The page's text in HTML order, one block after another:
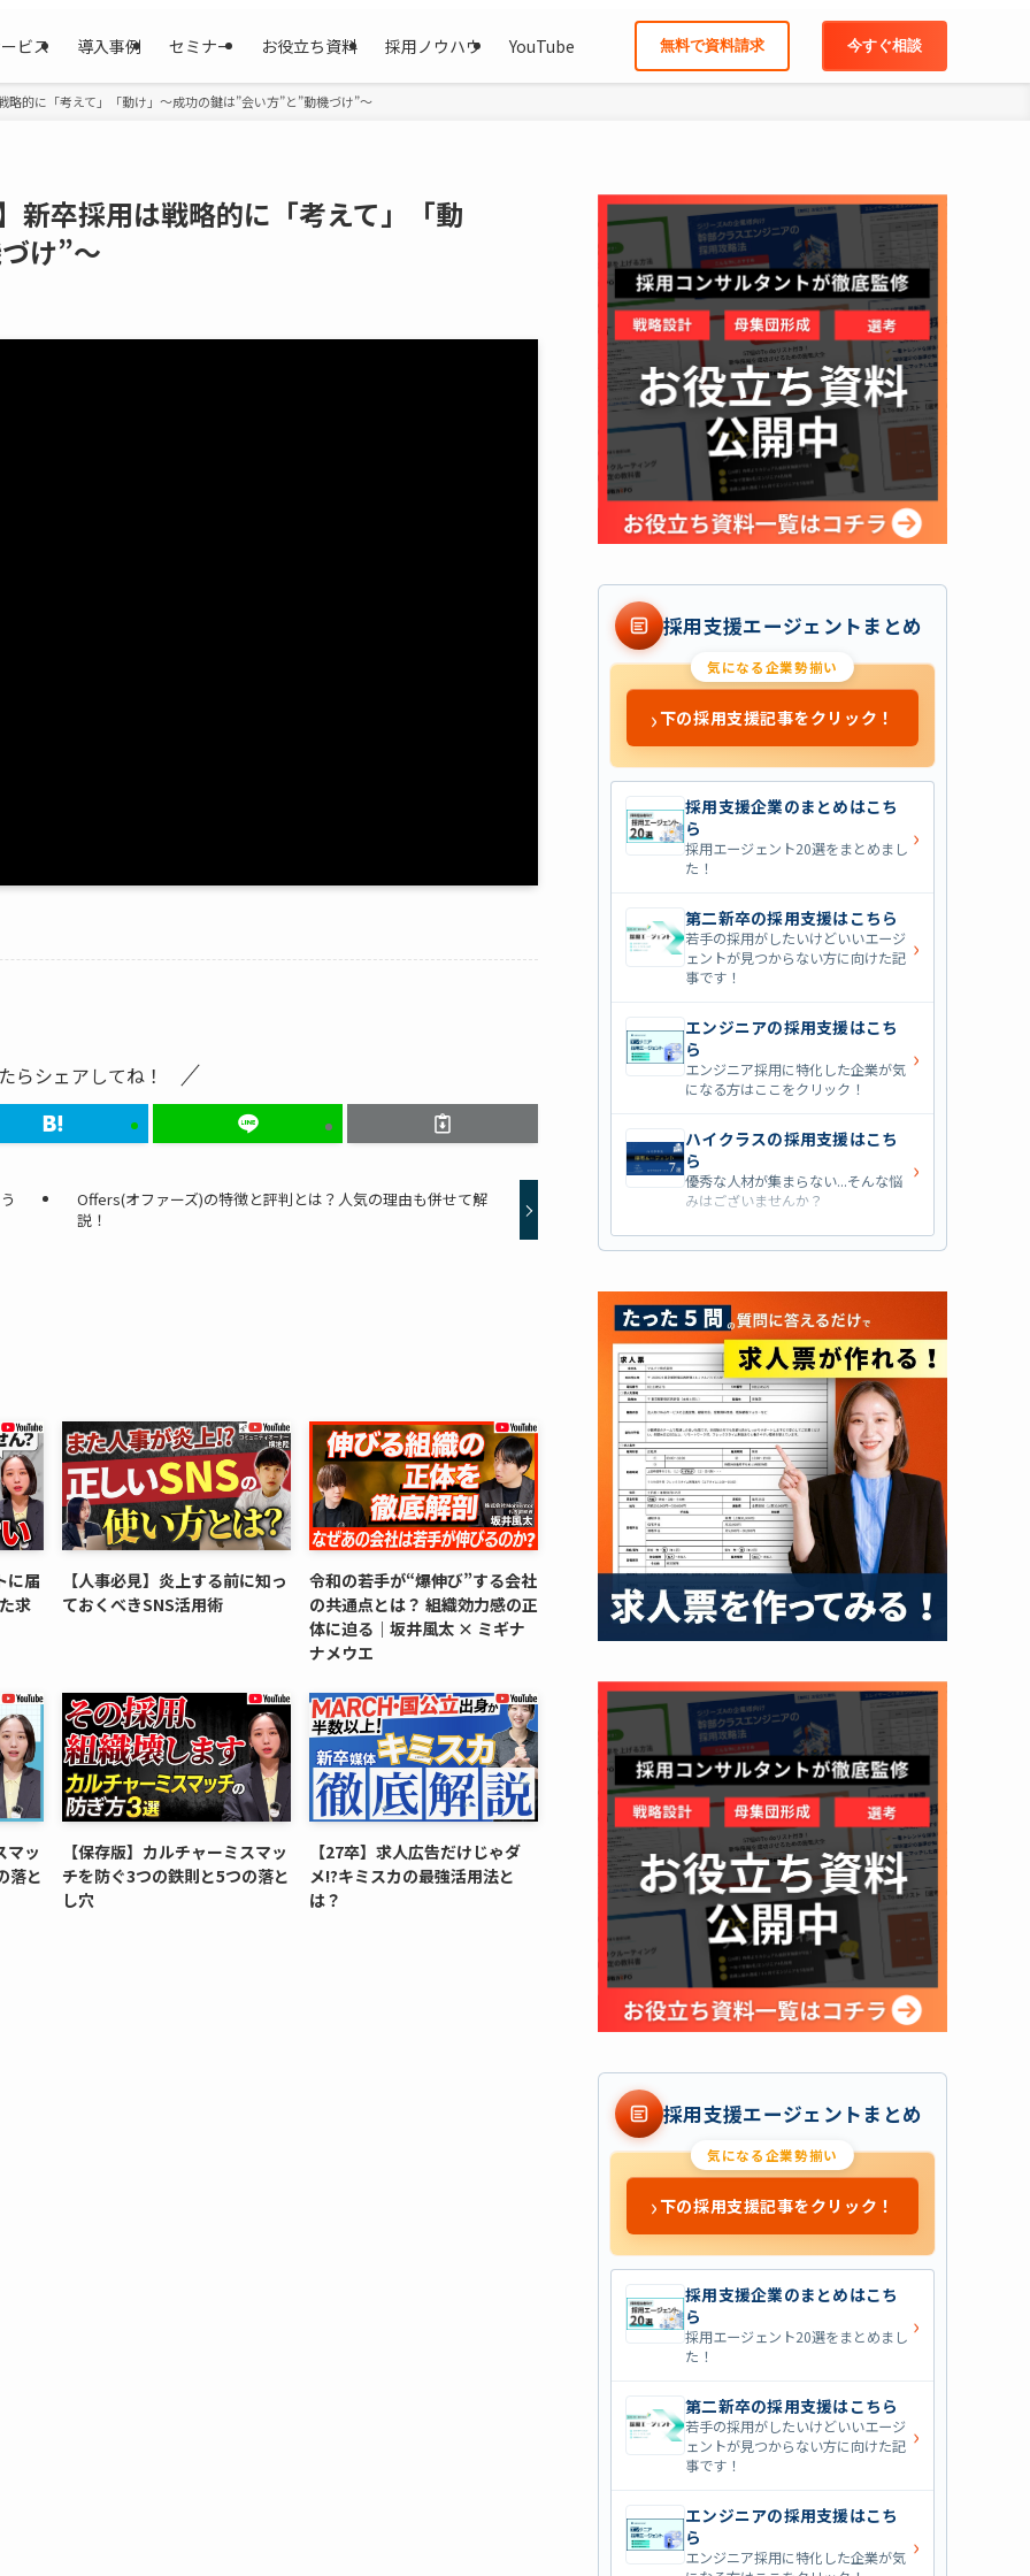
ビス 導入事例 セミナー お役立ち資料 採用ノウハウ YouTube 無料で資料請求 今すぐ相談
略的に「考えて」「動け」〜成功の鍵は”会い方”と”動機づけ”〜
新卒採用は戦略的に「考えて」「動
け”〜
らシェアしてね！
Offers(オファーズ)の特徴と評判とは？人気の理由も併せて解
説！
に届
求
【人事必見】炎上する前に知っ
ておくべきSNS活用術
令和の若手が“爆伸び”する会社
の共通点とは？ 組織効力感の正
体に迫る｜坂井風太 × ミギナ
ナメウエ
マッ
落と
【保存版】カルチャーミスマッ
チを防ぐ3つの鉄則と5つの落と
し穴
【27卒】求人広告だけじゃダ
メ!?キミスカの最強活用法と
は？
採用支援エージェントまとめ
気になる企業勢揃い
›下の採用支援記事をクリック！
採用支援企業のまとめはこち
ら
採用エージェント20選をまとめまし
た！
›
第二新卒の採用支援はこちら
若手の採用がしたいけどいいエージ
ェントが見つからない方に向けた記
事です！
›
エンジニアの採用支援はこち
ら
エンジニア採用に特化した企業が気
になる方はここをクリック！
›
ハイクラスの採用支援はこち
ら
優秀な人材が集まらない...そんな悩
みはございませんか？
›
営業職の採用支援はこちら
した企業を七つ集めました！
外資系の採用支援はこちら
外資系企業の採用支援を行っている
会社はこちらから！
›
採用支援エージェントまとめ
気になる企業勢揃い
›下の採用支援記事をクリック！
採用支援企業のまとめはこち
ら
採用エージェント20選をまとめまし
た！
›
第二新卒の採用支援はこちら
若手の採用がしたいけどいいエージ
ェントが見つからない方に向けた記
事です！
›
エンジニアの採用支援はこち
ら
エンジニア採用に特化した企業が気 ›